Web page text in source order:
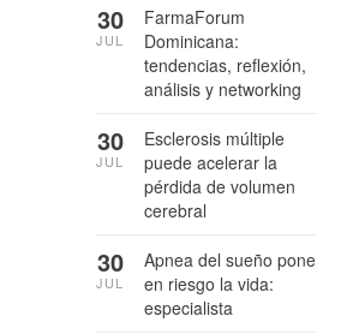
FarmaForum
Dominicana:
tendencias, reflexión,
análisis y networking
30
JUL
Esclerosis múltiple
puede acelerar la
pérdida de volumen
cerebral
30
JUL
Apnea del sueño pone
en riesgo la vida:
especialista
30
JUL